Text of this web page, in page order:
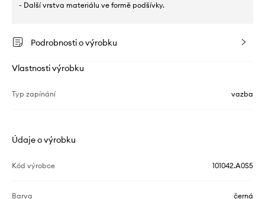
- Další vrstva materiálu ve formě podšívky.
Podrobnosti o výrobku
Vlastnosti výrobku
Typ zapínání vazba
Údaje o výrobku
Kód výrobce 101042.A0S5
Barva černá